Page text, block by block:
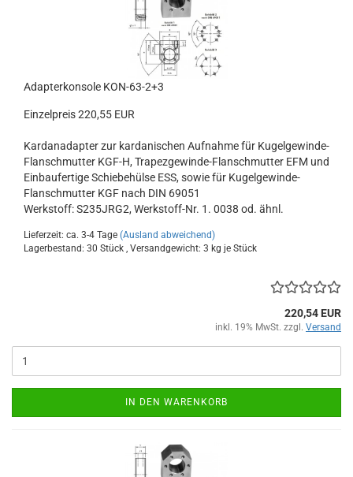
Adapterkonsole KON-63-2+3
Einzelpreis 220,55 EUR
Kardanadapter zur kardanischen Aufnahme für Kugelgewinde-
Flanschmutter KGF-H, Trapezgewinde-Flanschmutter EFM und
Einbaufertige Schiebehülse ESS, sowie für Kugelgewinde-
Flanschmutter KGF nach DIN 69051
Werkstoff: S235JRG2, Werkstoff-Nr. 1. 0038 od. ähnl.
Lieferzeit: ca. 3-4 Tage (Ausland abweichend)
Lagerbestand: 30 Stück , Versandgewicht: 3 kg je Stück
220,54 EUR
inkl. 19% MwSt. zzgl. Versand
IN DEN WARENKORB